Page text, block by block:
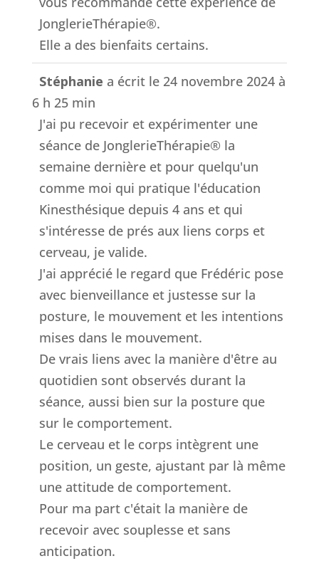
JonglerieThérapie®.
Elle a des bienfaits certains.
Stéphanie a écrit le24 novembre 2024 à
6 h 25 min
J'ai pu recevoir et expérimenter une
séance de JonglerieThérapie® la
semaine dernière et pour quelqu'un
comme moi qui pratique l'éducation
Kinesthésique depuis 4 ans et qui
s'intéresse de prés aux liens corps et
cerveau, je valide.
J'ai apprécié le regard que Frédéric pose
avec bienveillance et justesse sur la
posture, le mouvement et les intentions
mises dans le mouvement.
De vrais liens avec la manière d'être au
quotidien sont observés durant la
séance, aussi bien sur la posture que
sur le comportement.
Le cerveau et le corps intègrent une
position, un geste, ajustant par là même
une attitude de comportement.
Pour ma part c'était la manière de
recevoir avec souplesse et sans
anticipation.